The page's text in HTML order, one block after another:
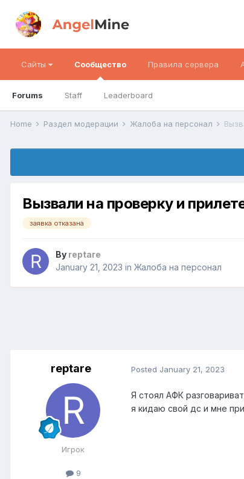
Сайты Сообщество
Forums Staff Leaderboard
Правила сервера
Home Раздел модерации Жалоба на персонал
Вызвали на проверку и
заявка отказана
By reptare
January 21, 2023 in Жалоба на персонал
reptare
Игрок
9
Posted January 21, 2023
Я стоял АФК
я кидаю свой дс и мне